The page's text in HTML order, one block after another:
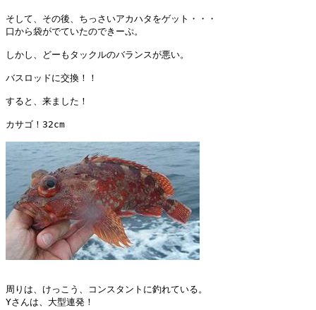
そして、その後、ちっさいアカハタをゲット・・・
口から袋がでていたのできーぷ。
しかし、どーもタックルのバランスが悪い。
バスロッドに交換！！
すると、来ました！
カサゴ！32cm
周りは、けっこう、コンスタントに釣れている。
Yさんは、大型連発！